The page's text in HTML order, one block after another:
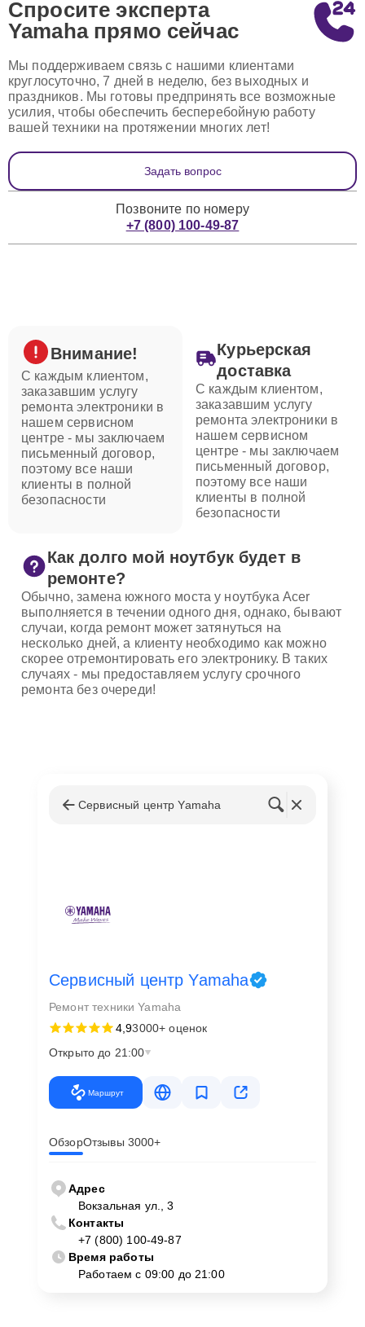
Спросите эксперта
Yamaha прямо сейчас
Мы поддерживаем связь с нашими клиентами
круглосуточно, 7 дней в неделю, без выходных и
праздников. Мы готовы предпринять все возможные
усилия, чтобы обеспечить бесперебойную работу
вашей техники на протяжении многих лет!
Задать вопрос
Позвоните по номеру
+7 (800) 100-49-87
Внимание!
С каждым клиентом,
заказавшим услугу
ремонта электроники в
нашем сервисном
центре - мы заключаем
письменный договор,
поэтому все наши
клиенты в полной
безопасности
Курьерская
доставка
С каждым клиентом,
заказавшим услугу
ремонта электроники в
нашем сервисном
центре - мы заключаем
письменный договор,
поэтому все наши
клиенты в полной
безопасности
Как долго мой ноутбук будет в
ремонте?
Обычно, замена южного моста у ноутбука Acer
выполняется в течении одного дня, однако, бывают
случаи, когда ремонт может затянуться на
несколько дней, а клиенту необходимо как можно
скорее отремонтировать его электронику. В таких
случаях - мы предоставляем услугу срочного
ремонта без очереди!
Сервисный центр Yamaha
Сервисный центр Yamaha
Ремонт техники Yamaha
4,93000+ оценок
Открыто до 21:00
Маршрут
ОбзорОтзывы 3000+
Адрес
Вокзальная ул., 3
Контакты
+7 (800) 100-49-87
Время работы
Работаем с 09:00 до 21:00